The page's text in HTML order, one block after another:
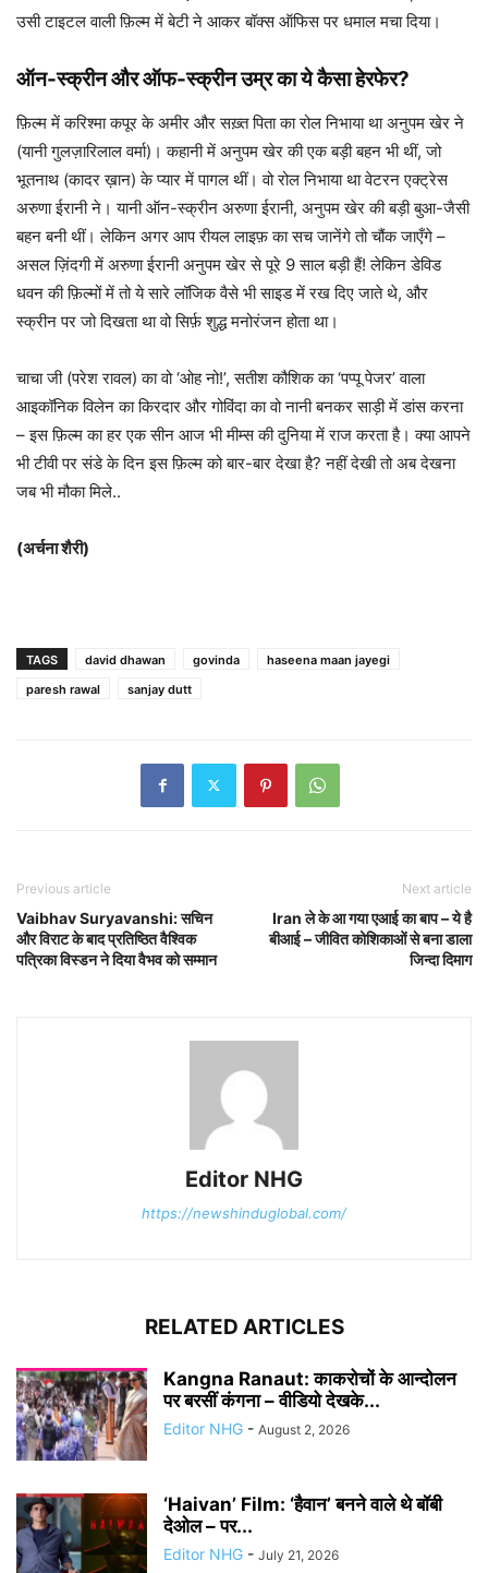
उसी टाइटल वाली फ़िल्म में बेटी ने आकर बॉक्स ऑफिस पर धमाल मचा दिया।
ऑन-स्क्रीन और ऑफ-स्क्रीन उम्र का ये कैसा हेरफेर?
फ़िल्म में करिश्मा कपूर के अमीर और सख़्त पिता का रोल निभाया था अनुपम खेर ने
(यानी गुलज़ारिलाल वर्मा)। कहानी में अनुपम खेर की एक बड़ी बहन भी थीं, जो
भूतनाथ (कादर ख़ान) के प्यार में पागल थीं। वो रोल निभाया था वेटरन एक्ट्रेस
अरुणा ईरानी ने। यानी ऑन-स्क्रीन अरुणा ईरानी, अनुपम खेर की बड़ी बुआ-जैसी
बहन बनी थीं। लेकिन अगर आप रीयल लाइफ़ का सच जानेंगे तो चौंक जाएँगे –
असल ज़िंदगी में अरुणा ईरानी अनुपम खेर से पूरे 9 साल बड़ी हैं! लेकिन डेविड
धवन की फ़िल्मों में तो ये सारे लॉजिक वैसे भी साइड में रख दिए जाते थे, और
स्क्रीन पर जो दिखता था वो सिर्फ़ शुद्ध मनोरंजन होता था।
चाचा जी (परेश रावल) का वो ‘ओह नो!’, सतीश कौशिक का ‘पप्पू पेजर’ वाला
आइकॉनिक विलेन का किरदार और गोविंदा का वो नानी बनकर साड़ी में डांस करना
– इस फ़िल्म का हर एक सीन आज भी मीम्स की दुनिया में राज करता है। क्या आपने
भी टीवी पर संडे के दिन इस फ़िल्म को बार-बार देखा है? नहीं देखी तो अब देखना
जब भी मौका मिले..
(अर्चना शैरी)
TAGS david dhawan govinda
haseena maan jayegi
paresh rawal
sanjay dutt
Previous article
Vaibhav Suryavanshi: सचिन
और विराट के बाद प्रतिष्ठित वैश्विक
पत्रिका विस्डन ने दिया वैभव को सम्मान
Next article
Iran ले के आ गया एआई का बाप – ये है
बीआई – जीवित कोशिकाओं से बना डाला
जिन्दा दिमाग
Editor NHG
https://newshinduglobal.com/
RELATED ARTICLES
Kangna Ranaut: काकरोचों के आन्दोलन
पर बरसीं कंगना – वीडियो देखके...
Editor NHG - August 2, 2026
‘Haivan’ Film: ‘हैवान’ बनने वाले थे बॉबी
देओल – पर...
Editor NHG - July 21, 2026